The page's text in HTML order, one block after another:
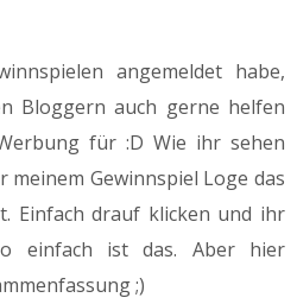
angemeldet habe,
Bloggern auch gerne helfen
für :D Wie ihr sehen
Gewinnspiel Loge das
Einfach drauf klicken und ihr
einfach ist das. Aber hier
;)